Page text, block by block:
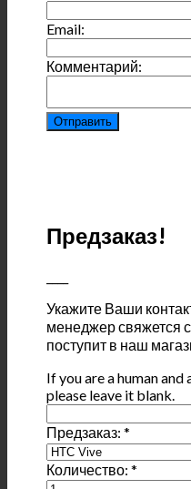
Email:
Комментарий:
Предзаказ!
Укажите Ваши
менеджер свяжется
поступит в наш
If you are a human and
please leave it blank.
Предзаказ:*
Количество:*